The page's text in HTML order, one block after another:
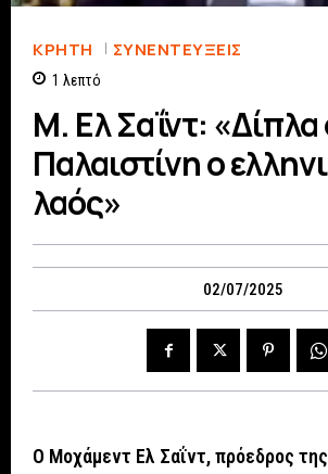
ΚΡΗΤΗ ΣΥΝΕΝΤΕΎΞΕΙΣ
1 λεπτό
Μ. Ελ Σαΐντ: «Δίπλα
Παλαιστίνη ο
λαός»
02/07/2025
Ο Μοχάμεντ Ελ Σαΐντ, πρόεδρος της